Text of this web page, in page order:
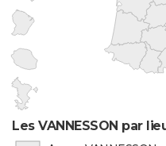
Les VANNESSON par